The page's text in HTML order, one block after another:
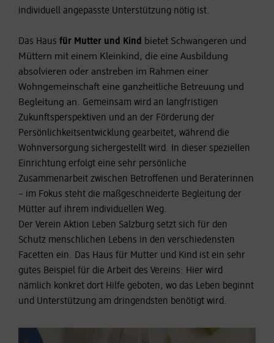
individuell angepasste Unterstützung nötig ist.
Das Haus für Mutter und Kind bietet Schwangeren und
Müttern mit einem Kleinkind, die eine Ausbildung
absolvieren oder anstreben im Rahmen einer
Wohngemeinschaft eine ganzheitliche Betreuung und
Begleitung an. Gemeinsam wird an langfristigen
Zukunftsperspektiven und an der Förderung der
Persönlichkeitsentwicklung gearbeitet, während die
Wohnversorgung sichergestellt wird. In dieser speziellen
Einrichtung erfolgt eine sehr persönliche
Zusammenarbeit zwischen Betroffenen und Beraterinnen
– im Fokus steht die maßgeschneiderte Begleitung der
Mütter auf ihrem individuellen Weg.
Der Verein Aktion Leben Salzburg setzt sich für den
Schutz menschlichen Lebens in den verschiedensten
Facetten ein. Das Haus für Mutter und Kind ist ein sehr
gutes Beispiel für die Arbeit des Vereins: Hier wird
nämlich konkret dort Hilfe geboten, wo das Leben beginnt
und Unterstützung am dringendsten benötigt wird.